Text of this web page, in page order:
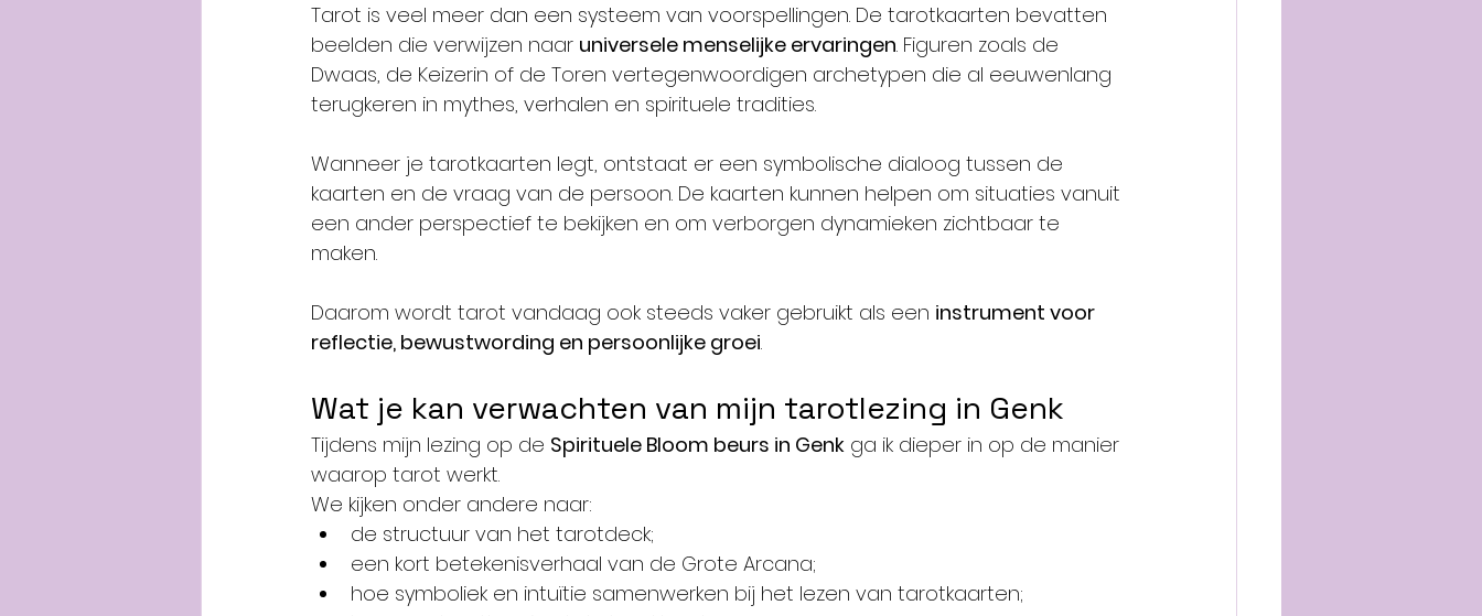
Tarot is veel meer dan een systeem van voorspellingen. De tarotkaarten bevatten
beelden die verwijzen naar universele menselijke ervaringen. Figuren zoals de
Dwaas, de Keizerin of de Toren vertegenwoordigen archetypen die al eeuwenlang
terugkeren in mythes, verhalen en spirituele tradities.
Wanneer je tarotkaarten legt, ontstaat er een symbolische dialoog tussen de
kaarten en de vraag van de persoon. De kaarten kunnen helpen om situaties vanuit
een ander perspectief te bekijken en om verborgen dynamieken zichtbaar te
maken.
Daarom wordt tarot vandaag ook steeds vaker gebruikt als een instrument voor
reflectie, bewustwording en persoonlijke groei.
Wat je kan verwachten van mijn tarotlezing in Genk
Tijdens mijn lezing op de Spirituele Bloom beurs in Genk ga ik dieper in op de manier
waarop tarot werkt.
We kijken onder andere naar:
de structuur van het tarotdeck;
een kort betekenisverhaal van de Grote Arcana;
hoe symboliek en intuïtie samenwerken bij het lezen van tarotkaarten;